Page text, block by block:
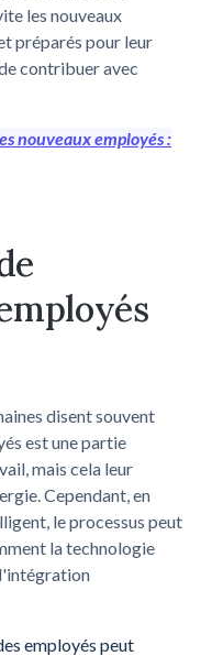
les nouveaux
préparés pour leur
contribuer avec
nouveaux employés :
disent souvent
est une partie
mais cela leur
Cependant, en
le processus peut
la technologie
employés peut